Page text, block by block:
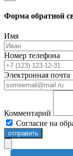
Форма обратной
Имя
Номер телефона
Электронная почта
Комментарий
Согласие на
отправить